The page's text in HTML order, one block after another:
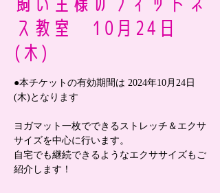
ス教室 10月24日
(木)
●本チケットの有効期間は 2024年10月24日
(木)となります
ヨガマット一枚でできるストレッチ＆エクサ
サイズを中心に行います。
自宅でも継続できるようなエクササイズもご
紹介します！